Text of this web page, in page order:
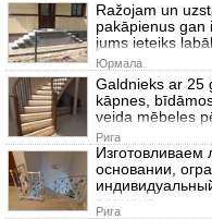
Ražojam un
pakāpienus gan
jums ieteiks
Юрмала
Galdnieks ar 25
kāpnes,
veida mēbeles
Рига
Изготовливаем
основании,
вариант
Рига